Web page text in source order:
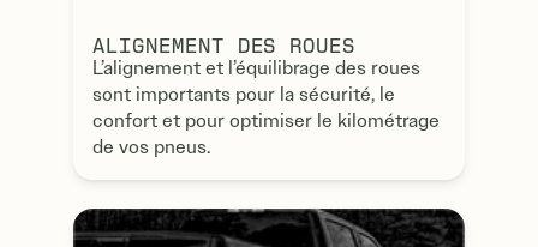
ALIGNEMENT DES ROUES
L’alignement et l’équilibrage des roues
sont importants pour la sécurité, le
confort et pour optimiser le kilométrage
de vos pneus.